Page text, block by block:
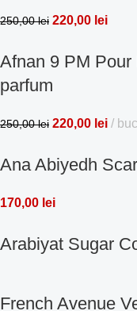
250,00lei 220,00 lei
Afnan 9 PM
parfum
250,00lei 220,00 lei
Ana Abiyedh
170,00 lei
Arabiyat Sugar
French Avenue